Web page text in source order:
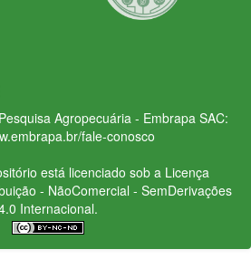
Agropecuária - Embrapa SAC:
fale-conosco
está licenciado sob a Licença
- NãoComercial - SemDerivações
Internacional.